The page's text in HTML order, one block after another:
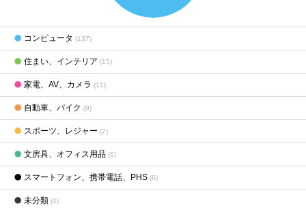
コンピュータ (137)
住まい、インテリア (15)
家電、AV、カメラ (11)
自動車、バイク (9)
スポーツ、レジャー (7)
文房具、オフィス用品 (6)
スマートフォン、携帯電話、PHS (6)
未分類 (4)